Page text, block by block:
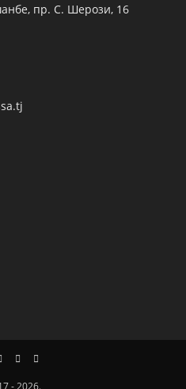
пр. С. Шерози, 16
- 2026.